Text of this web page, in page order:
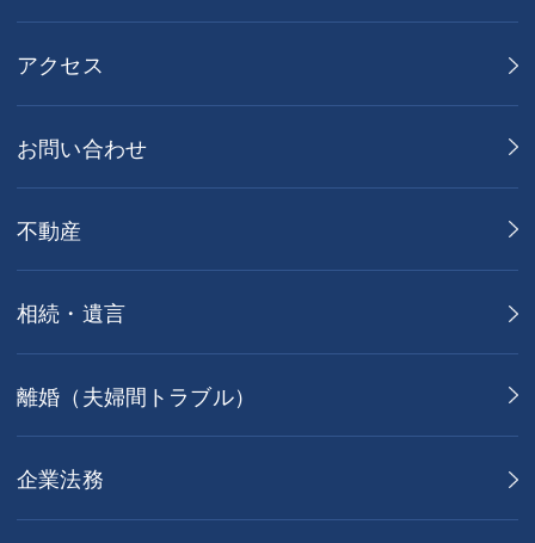
アクセス
お問い合わせ
不動産
相続・遺言
離婚（夫婦間トラブル）
企業法務